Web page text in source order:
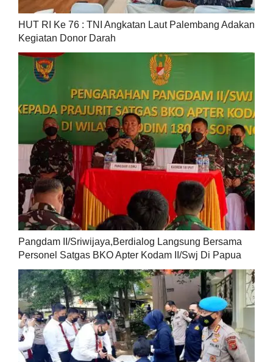
HUT RI Ke 76 : TNI Angkatan Laut Palembang Adakan
Kegiatan Donor Darah
Pangdam II/Sriwijaya,Berdialog Langsung Bersama
Personel Satgas BKO Apter Kodam II/Swj Di Papua